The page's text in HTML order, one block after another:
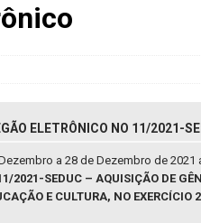
ELETRÔNICO NO 11/2021-
a 28 de Dezembro de 2021
SEDUC – AQUISIÇÃO DE
E CULTURA, NO EXERCÍCIO